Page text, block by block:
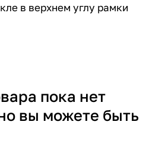
в верхнем углу рамки
пока нет
вы можете быть